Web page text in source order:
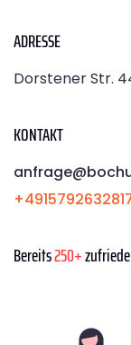
ADRESSE
Dorstener Str.
KONTAKT
Bereits250+